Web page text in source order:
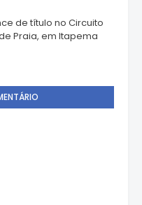
de título no Circuito
Praia, em Itapema